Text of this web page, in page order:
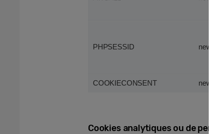
PHPSESSID
COOKIECONSENT
Cookies analytiques ou de